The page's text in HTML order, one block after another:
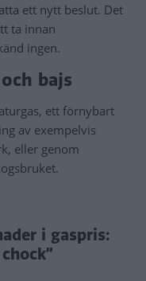
ett nytt beslut. Det
ta innan
ingen.
bajs
ett förnybart
av exempelvis
eller genom
i gaspris: